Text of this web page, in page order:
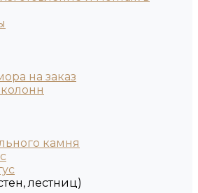
на заказ
камня
лестниц)